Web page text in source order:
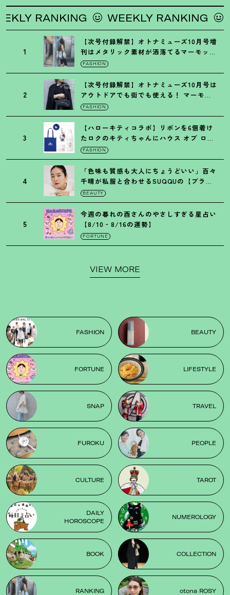
RANKING WEEKLY RANKING
1
【次号付録解禁】オトナミューズ10月号増
刊はメタリック素材が洒落てるマーモット
の保冷バッグ
FASHION
2
【次号付録解禁】オトナミューズ10月号は
アウトドアでも街でも使える ！ マーモッ
トの黒ショルダー
FASHION
3
【ハローキティコラボ】リボンを6個着け
たロクのキティちゃんにハウス オブ ロー
ゼの限定パケも
FASHION
4
「色味も質感も大人にちょうどいい」百々
千晴が私服と合わせるSUQQUの【ブラー
リクイド リップ】6選
BEAUTY
5
今週の暮れの酉さんのやさしすぎる星占い
【8/10‐8/16の運勢】
FORTUNE
VIEW MORE
FASHION BEAUTY
FORTUNE LIFESTYLE
SNAP TRAVEL
FUROKU PEOPLE
CULTURE TAROT
DAILY
HOROSCOPE
NUMEROLOGY
BOOK COLLECTION
RANKING otona ROSY